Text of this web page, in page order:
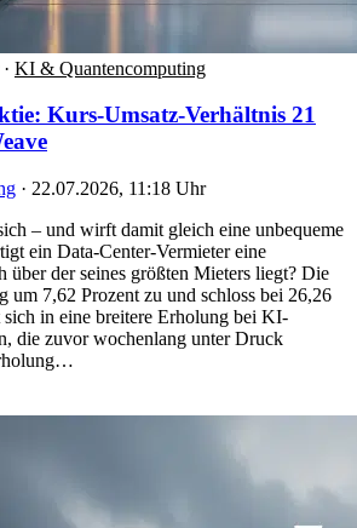
· KI & Quantencomputing
Kurs-Umsatz-Verhältnis 21
· 22.07.2026, 11:18 Uhr
– und wirft damit gleich eine unbequeme
ein Data-Center-Vermieter eine
über der seines größten Mieters liegt? Die
um 7,62 Prozent zu und schloss bei 26,26
in eine breitere Erholung bei KI-
die zuvor wochenlang unter Druck